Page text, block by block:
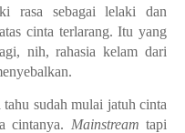
rasa sebagai lelaki dan
cinta terlarang. Itu yang
nih, rahasia kelam dari
sudah mulai jatuh cinta
cintanya. Mainstream tapi